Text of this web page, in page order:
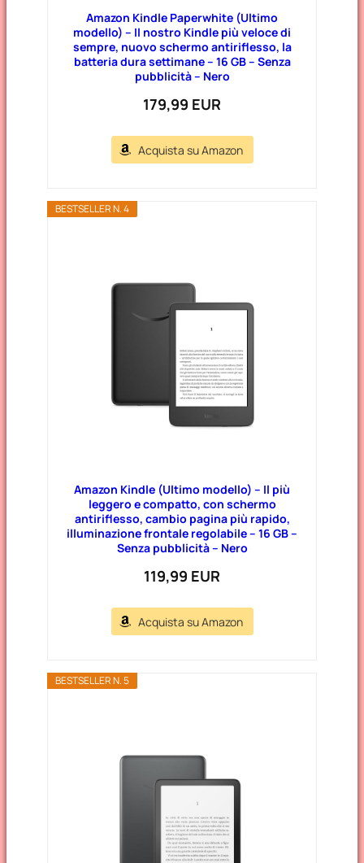
Amazon Kindle Paperwhite (Ultimo
modello) – Il nostro Kindle più veloce di
sempre, nuovo schermo antiriflesso, la
batteria dura settimane – 16 GB – Senza
pubblicità – Nero
179,99 EUR
Acquista su Amazon
BESTSELLER N. 4
Amazon Kindle (Ultimo modello) – Il più
leggero e compatto, con schermo
antiriflesso, cambio pagina più rapido,
illuminazione frontale regolabile – 16 GB –
Senza pubblicità – Nero
119,99 EUR
Acquista su Amazon
BESTSELLER N. 5